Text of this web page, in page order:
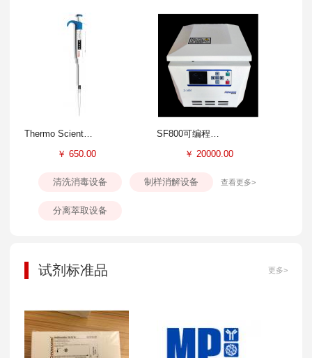
Thermo Scientific Finnpipette F3移液器
￥ 650.00
SF800可编程精液离心机
￥ 20000.00
清洗消毒设备 制样消解设备
分离萃取设备
查看更多>
试剂标准品 更多>